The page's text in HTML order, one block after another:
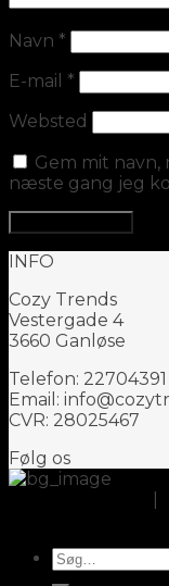
Navn *
E-mail *
Websted
Gem mit navn,
næste gang jeg
INFO
Cozy Trends
Vestergade 4
3660 Ganløse
Telefon: 22704391
Email:
CVR: 28025467
Følg os
Søg